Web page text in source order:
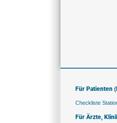
Für Patienten
Checkliste
Für Ärzte,